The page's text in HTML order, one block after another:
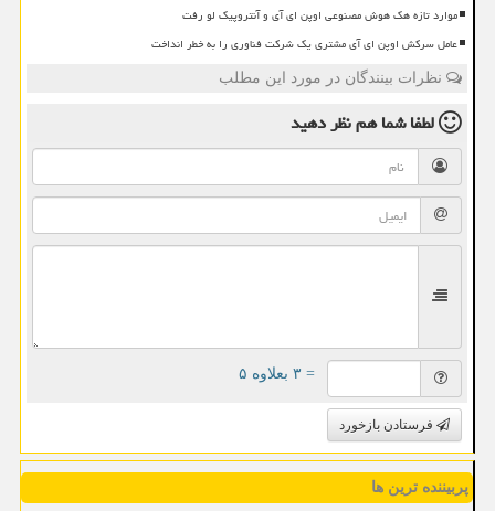
موارد تازه هک هوش مصنوعی اوپن ای آی و آنتروپیک لو رفت
عامل سرکش اوپن ای آی مشتری یک شرکت فناوری را به خطر انداخت
نظرات بینندگان در مورد این مطلب
لطفا شما همنظر دهید
= ۳ بعلاوه ۵
فرستادن بازخورد
پربیننده ترین ها